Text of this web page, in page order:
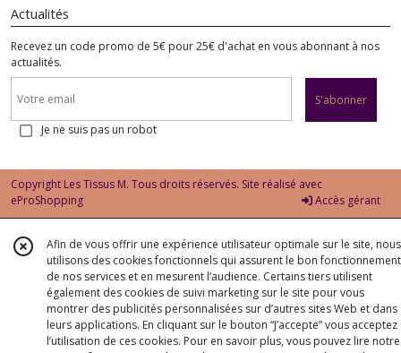
Actualités
Recevez un code promo de 5€ pour 25€ d'achat en vous abonnant à nos
actualités.
S'abonner
Je ne suis pas un robot
Copyright Les Tissus M. Tous droits réservés. Site réalisé avec
eProShopping
Accès gérant
Afin de vous offrir une expérience utilisateur optimale sur le site, nous
utilisons des cookies fonctionnels qui assurent le bon fonctionnement
de nos services et en mesurent l’audience. Certains tiers utilisent
également des cookies de suivi marketing sur le site pour vous
montrer des publicités personnalisées sur d’autres sites Web et dans
leurs applications. En cliquant sur le bouton “J’accepte” vous acceptez
l’utilisation de ces cookies. Pour en savoir plus, vous pouvez lire notre